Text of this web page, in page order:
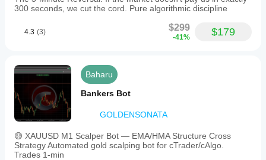
300 seconds, we cut the cord. Pure algorithmic discipline
4.3 (3) $299
-41% $179
Baharu
Bankers Bot
GOLDENSONATA
🟡 XAUUSD M1 Scalper Bot — EMA/HMA Structure Cross
Strategy Automated gold scalping bot for cTrader/cAlgo.
Trades 1-min